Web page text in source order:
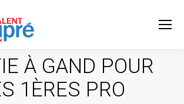
À GAND POUR
1ÈRES PRO